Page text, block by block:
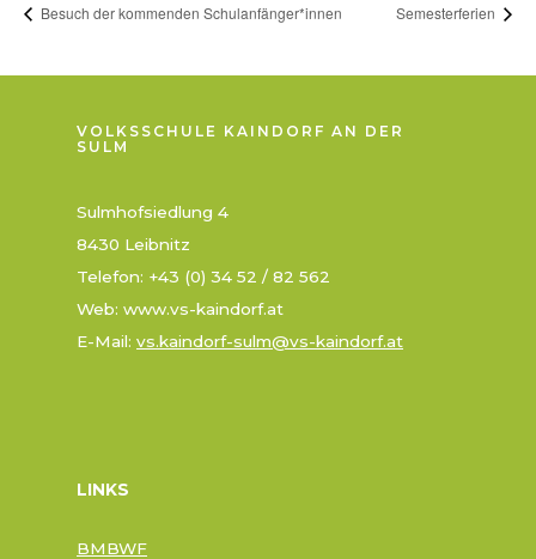
Besuch der kommenden Schulanfänger*innen Semesterferien
VOLKSSCHULE KAINDORF AN DER
SULM
Sulmhofsiedlung 4
8430 Leibnitz
Telefon: +43 (0) 34 52 / 82 562
Web: www.vs-kaindorf.at
E-Mail: vs.kaindorf-sulm@vs-kaindorf.at
LINKS
BMBWF